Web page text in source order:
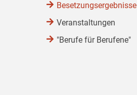
Besetzungsergebnisse
Veranstaltungen
"Berufe für Berufene"